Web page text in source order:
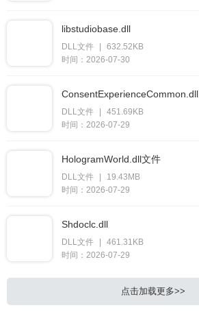
libstudiobase.dll
DLL文件
632.52KB
时间：2026-07-30
ConsentExperienceCommon.dll
DLL文件
451.69KB
时间：2026-07-29
HologramWorld.dll文件
DLL文件
19.43MB
时间：2026-07-29
Shdoclc.dll
DLL文件
461.31KB
时间：2026-07-29
点击加载更多>>